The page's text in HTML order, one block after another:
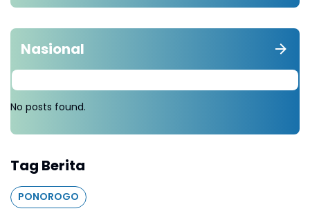
Nasional
No posts found.
Tag Berita
PONOROGO